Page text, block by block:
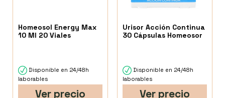
Homeosol Energy Max
10 Ml 20 Viales
Disponible en 24/48h
laborables
Ver precio
Urisor Acción Continua
30 Cápsulas Homeosor
Disponible en 24/48h
laborables
Ver precio